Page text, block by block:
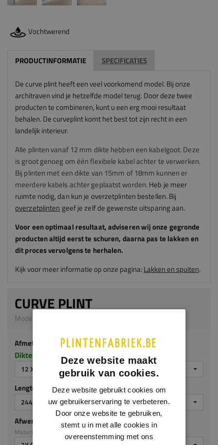
Vochtwerend
PRODUCTINFORMATIE SPECIFICATIES
De curve plint heeft een veel voorkomend model. Bij onze
architraven vind je hetzelfde model terug. Door deze twee
producten te combineren, kunt u een erg mooi resultaat
behalen. De curveplint komt het best tot zijn recht in een
landelijk interieur.
Alle plinten vanaf 12 mm dikte hebben een kabelgoot. Deze
is groot genoeg om één flexibele kabel achter te verwerken.
Bij plinten met een dikte van 15mm of 18mm kunnen er
meerdere kabels achter geplaatst worden.Heb je meer
ruimte nodig, dan kun je overzetplinten bestellen. Bij
overzetplinten geef je zelf de gewenste uitsparing aan.
Voor een optimaal resultaat, adviserenwijonze gegronde
producten altijd eerst te schuren, daarna pas te lakken en
dit proces vervolgens te herhalen.
Kijk voor meer informatie op onze pagina:Lakken en spuiten.
CURVE PLINT
Model 0119 | 12 x 140 mm | MDF v313
Afmeting
Dikte x hoogte in millimeters
12 X 140 MM
Lengte (mm)
2440 MM
Afwerking
Materiaal: MDF v313
Deze website maakt
gebruik van cookies.
Deze website gebruikt cookies om
uw gebruikerservaring te verbeteren.
Door onze website te gebruiken,
stemt u in met alle cookies in
overeenstemming met ons